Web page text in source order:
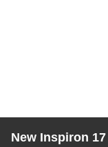
New Inspiron 17